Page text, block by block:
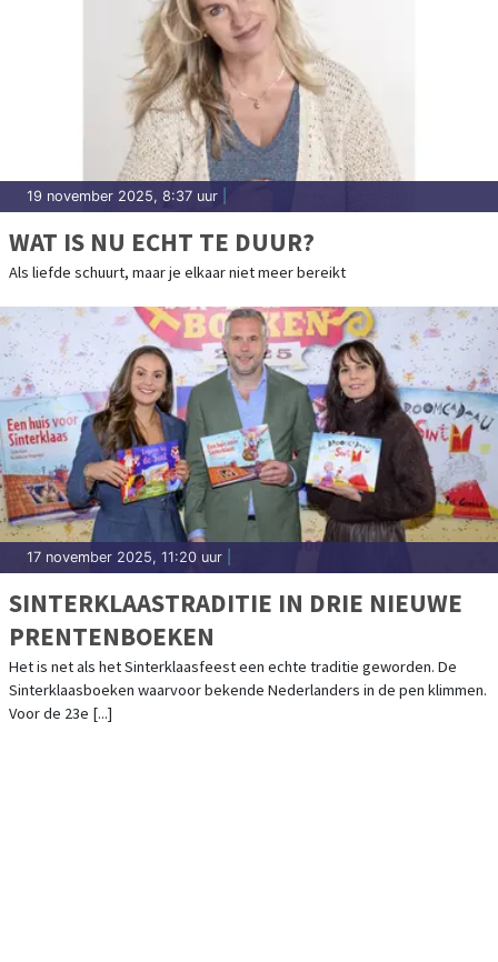
19 november 2025, 8:37 uur
WAT IS NU ECHT TE DUUR?
Als liefde schuurt, maar je elkaar niet meer bereikt
17 november 2025, 11:20 uur
SINTERKLAASTRADITIE IN DRIE NIEUWE
PRENTENBOEKEN
Het is net als het Sinterklaasfeest een echte traditie geworden. De
Sinterklaasboeken waarvoor bekende Nederlanders in de pen klimmen.
Voor de 23e [...]